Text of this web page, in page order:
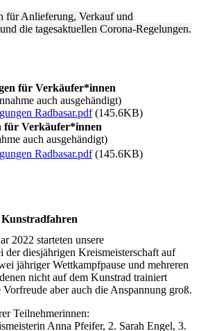
für Anlieferung, Verkauf und
die tagesaktuellen Corona-Regelungen.
für Verkäufer*innen
auch ausgehändigt)
Radbasar.pdf(145.6KB)
für Verkäufer*innen
auch ausgehändigt)
Radbasar.pdf(145.6KB)
2022 starteten unsere
der diesjährigen Kreismeisterschaft auf
jähriger Wettkampfpause und mehreren
nicht auf dem Kunstrad trainiert
aber auch die Anspannung groß.
Teilnehmerinnen:
Anna Pfeifer, 2. Sarah Engel, 3.